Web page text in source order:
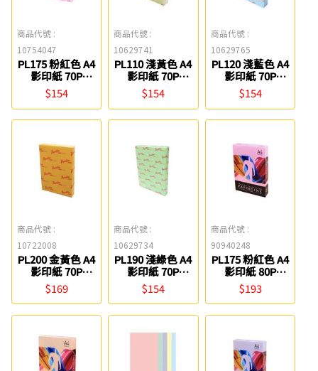
商品代號 :
10754047
PL175 粉紅色 A4
影印紙 70P
PAPERLINE
$154
商品代號 :
10629741
PL110 淺黃色 A4
影印紙 70P
PAPERLINE
$154
商品代號 :
10629765
PL120 淺藍色 A4
影印紙 70P
PAPERLINE
$154
商品代號 :
10722008
PL200 金黃色 A4
影印紙 70P
PAPERLINE
$169
商品代號 :
10629734
PL190 淺綠色 A4
影印紙 70P
PAPERLINE
$154
商品代號 :
90940248
PL175 粉紅色 A4
影印紙 80P
PAPERLINE
$193